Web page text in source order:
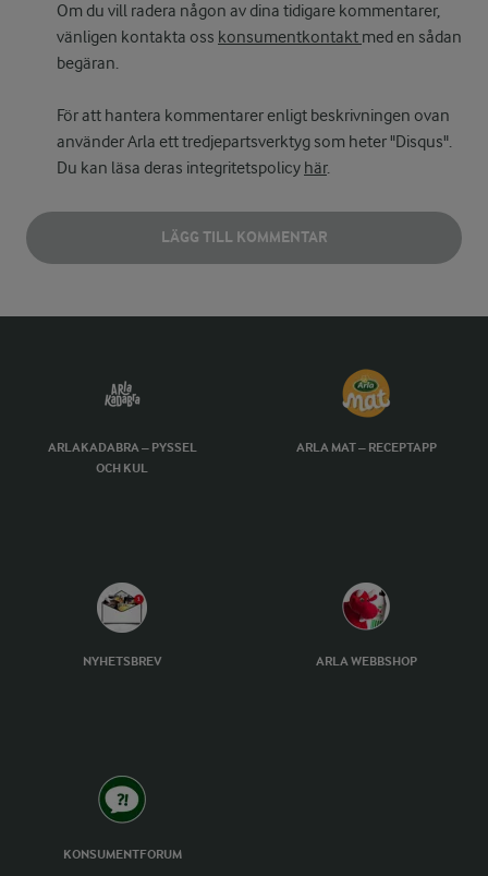
Om du vill radera någon av dina tidigare kommentarer,
vänligen kontakta oss konsumentkontakt med en sådan
begäran.
För att hantera kommentarer enligt beskrivningen ovan
använder Arla ett tredjepartsverktyg som heter "Disqus".
Du kan läsa deras integritetspolicy här.
LÄGG TILL KOMMENTAR
ARLAKADABRA – PYSSEL
OCH KUL
ARLA MAT – RECEPTAPP
NYHETSBREV ARLA WEBBSHOP
KONSUMENTFORUM